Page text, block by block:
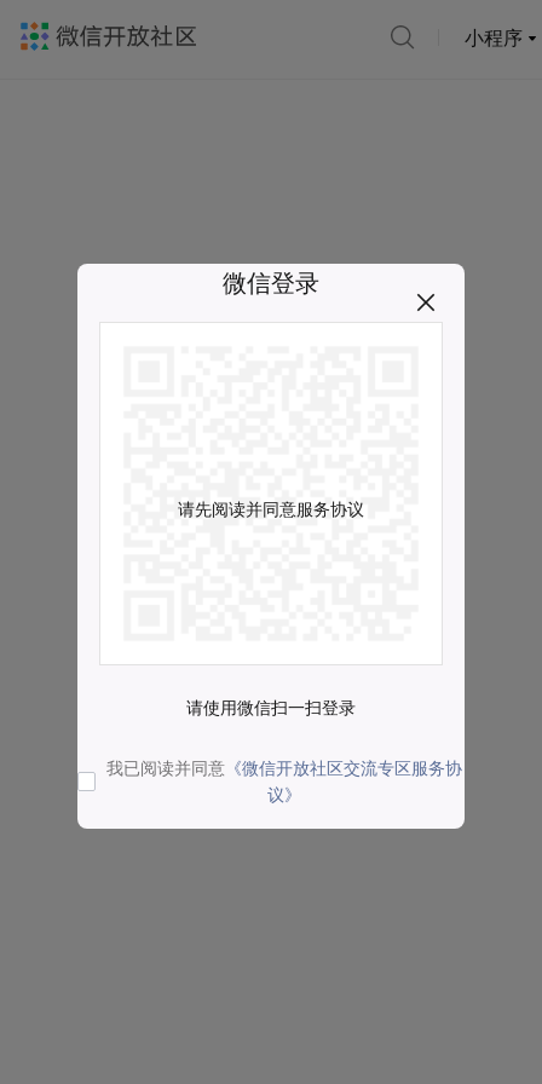
小程序
微信登录
请先阅读并同意服务协议
请使用微信扫一扫登录
我已阅读并同意 《微信开放社区交流专区服务协
议》